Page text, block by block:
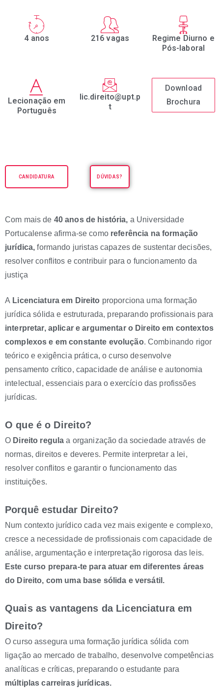
4 anos 216 vagas
Regime Diurno e
Pós-laboral
Lecionação em
Português
lic.direito@upt.p
t
Download
Brochura
CANDIDATURA DÚVIDAS?
Com mais de 40 anos de história, a Universidade
Portucalense afirma-se como referência na formação
jurídica, formando juristas capazes de sustentar decisões,
resolver conflitos e contribuir para o funcionamento da
justiça
A Licenciatura em Direito proporciona uma formação
jurídica sólida e estruturada, preparando profissionais para
interpretar, aplicar e argumentar o Direito em contextos
complexos e em constante evolução. Combinando rigor
teórico e exigência prática, o curso desenvolve
pensamento crítico, capacidade de análise e autonomia
intelectual, essenciais para o exercício das profissões
jurídicas.
O que é o Direito?
O Direito regula a organização da sociedade através de
normas, direitos e deveres. Permite interpretar a lei,
resolver conflitos e garantir o funcionamento das
instituições.
Porquê estudar Direito?
Num contexto jurídico cada vez mais exigente e complexo,
cresce a necessidade de profissionais com capacidade de
análise, argumentação e interpretação rigorosa das leis.
Este curso prepara-te para atuar em diferentes áreas
do Direito, com uma base sólida e versátil.
Quais as vantagens da Licenciatura em
Direito?
O curso assegura uma formação jurídica sólida com
ligação ao mercado de trabalho, desenvolve competências
analíticas e críticas, preparando o estudante para
múltiplas carreiras jurídicas.